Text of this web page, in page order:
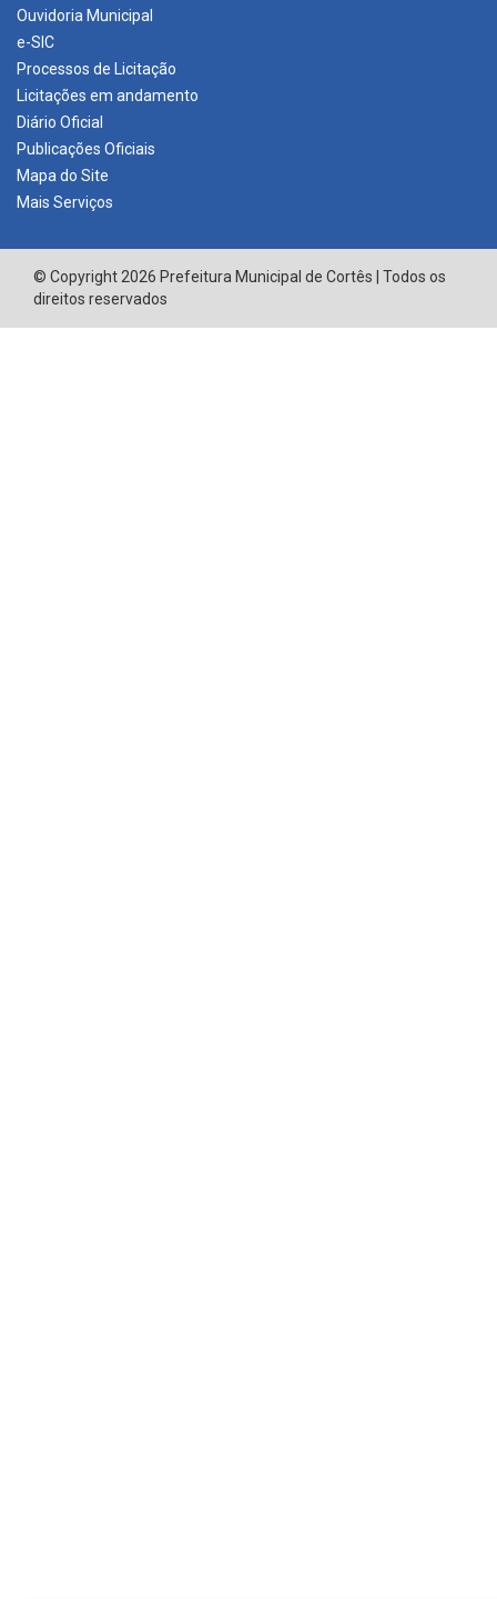
Ouvidoria Municipal
e-SIC
Processos de Licitação
Licitações em andamento
Diário Oficial
Publicações Oficiais
Mapa do Site
Mais Serviços
© Copyright 2026 Prefeitura Municipal de Cortês | Todos os
direitos reservados